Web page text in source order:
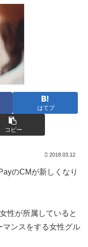
はてブ
コピー
2018.03.12
のCMが新しくなり
性が所属していると
ンスをする女性グル